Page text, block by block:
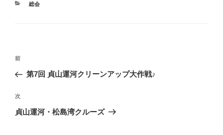
カ
総会
投
ナ
ビ
ゲ
前
の
稿
前
第7回 貞山運河クリーンアップ大作戦♪
次
の
次
貞山運河・松島湾クルーズ